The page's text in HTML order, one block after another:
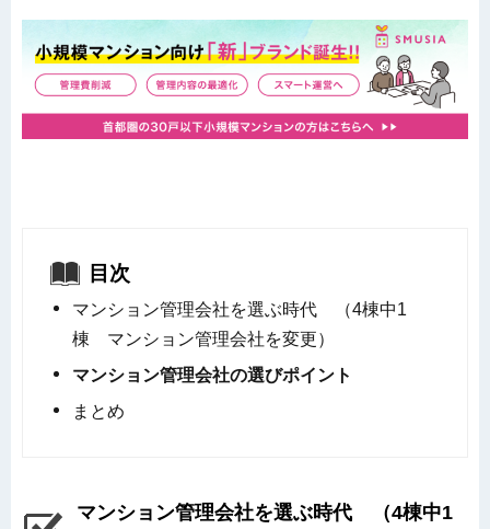
目次
マンション管理会社を選ぶ時代 （4棟中1
棟 マンション管理会社を変更）
マンション管理会社の選びポイント
まとめ
マンション管理会社を選ぶ時代 （4棟中1